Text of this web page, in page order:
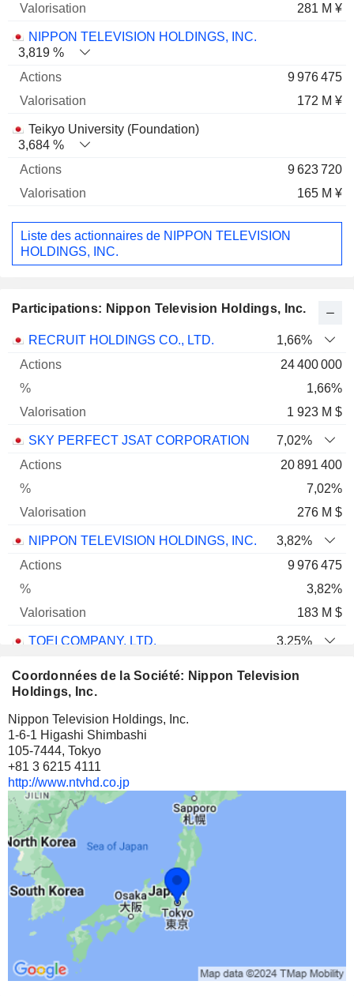
281 M ¥
NIPPON TELEVISION HOLDINGS, INC.
3,819 %
9 976 475
172 M ¥
Teikyo University (Foundation)
3,684 %
9 623 720
165 M ¥
Liste des actionnaires de NIPPON TELEVISION
HOLDINGS, INC.
Participations: Nippon Television Holdings, Inc.
Nom Actions % Valorisation
RECRUIT HOLDINGS CO., LTD.
1,66%
24 400 000
1,66%
1 923 M $
SKY PERFECT JSAT CORPORATION
7,02%
20 891 400
7,02%
276 M $
NIPPON TELEVISION HOLDINGS, INC.
3,82%
9 976 475
3,82%
183 M $
TOEI COMPANY, LTD.
3,25%
HAKUHODO DY HOLDINGS INC
2,37%
NOMURA HOLDINGS, INC.
DENTSU GROUP INC.
898 000
Coordonnées de la Société: Nippon Television
Holdings, Inc.
Nippon Television Holdings, Inc.
1-6-1 Higashi Shimbashi
105-7444, Tokyo
+81 3 6215 4111
http://www.ntvhd.co.jp